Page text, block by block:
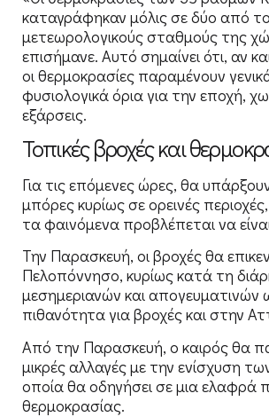
καταγράφηκαν μόλις σε δύο από
μετεωρολογικούς σταθμούς της
επισήμανε. Αυτό σημαίνει ότι, αν
οι θερμοκρασίες παραμένουν
φυσιολογικά όρια για την εποχή,
εξάρσεις.
Τοπικές βροχές και
Για τις επόμενες ώρες, θα
μπόρες κυρίως σε ορεινές
τα φαινόμενα προβλέπεται να
Την Παρασκευή, οι βροχές θα
Πελοπόννησο, κυρίως κατά τη
μεσημεριανών και απογευματινών
πιθανότητα για βροχές και στην
Από την Παρασκευή, ο καιρός θα
μικρές αλλαγές με την ενίσχυση
οποία θα οδηγήσει σε μια ελαφρά
θερμοκρασίας.